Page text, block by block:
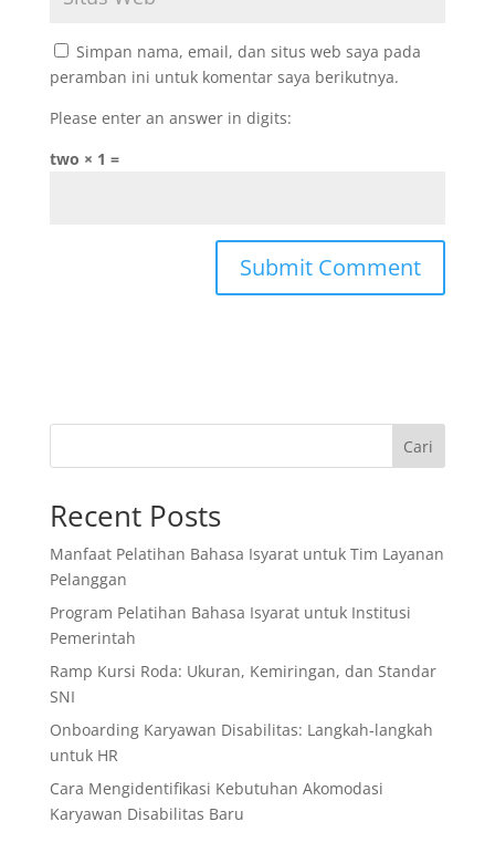
Simpan nama, email, dan situs web saya pada
peramban ini untuk komentar saya berikutnya.
Please enter an answer in digits:
two × 1 =
Cari
Recent Posts
Manfaat Pelatihan Bahasa Isyarat untuk Tim Layanan
Pelanggan
Program Pelatihan Bahasa Isyarat untuk Institusi
Pemerintah
Ramp Kursi Roda: Ukuran, Kemiringan, dan Standar
SNI
Onboarding Karyawan Disabilitas: Langkah-langkah
untuk HR
Cara Mengidentifikasi Kebutuhan Akomodasi
Karyawan Disabilitas Baru